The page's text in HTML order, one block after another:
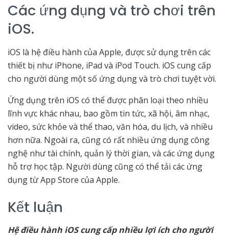
Các ứng dụng và trò chơi trên
iOS.
iOS là hệ điều hành của Apple, được sử dụng trên các
thiết bị như iPhone, iPad và iPod Touch. iOS cung cấp
cho người dùng một số ứng dụng và trò chơi tuyệt vời.
Ứng dụng trên iOS có thể được phân loại theo nhiều
lĩnh vực khác nhau, bao gồm tin tức, xã hội, âm nhạc,
video, sức khỏe và thể thao, văn hóa, du lịch, và nhiều
hơn nữa. Ngoài ra, cũng có rất nhiều ứng dụng công
nghệ như tài chính, quản lý thời gian, và các ứng dụng
hỗ trợ học tập. Người dùng cũng có thể tải các ứng
dụng từ App Store của Apple.
Kết luận
Hệ điều hành iOS cung cấp nhiều lợi ích cho người